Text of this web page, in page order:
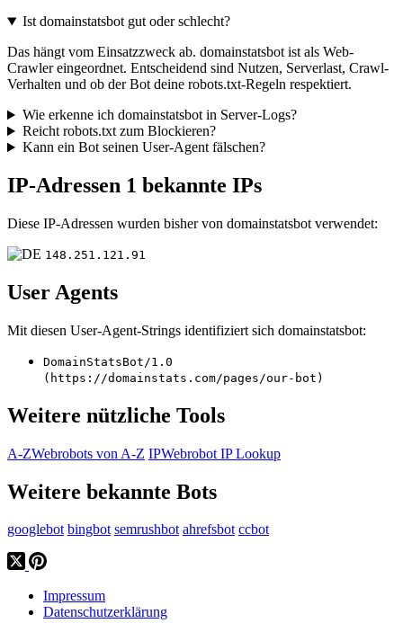
Ist domainstatsbot gut oder schlecht?
Das hängt vom Einsatzzweck ab. domainstatsbot ist als Web-
Crawler eingeordnet. Entscheidend sind Nutzen, Serverlast, Crawl-
Verhalten und ob der Bot deine robots.txt-Regeln respektiert.
Wie erkenne ich domainstatsbot in Server-Logs?
Reicht robots.txt zum Blockieren?
Kann ein Bot seinen User-Agent fälschen?
IP-Adressen 1 bekannte IPs
Diese IP-Adressen wurden bisher von domainstatsbot verwendet:
148.251.121.91
User Agents
Mit diesen User-Agent-Strings identifiziert sich domainstatsbot:
DomainStatsBot/1.0
(https://domainstats.com/pages/our-bot)
Weitere nützliche Tools
A-ZWebrobots von A-Z IPWebrobot IP Lookup
Weitere bekannte Bots
googlebot bingbot semrushbot ahrefsbot ccbot
Impressum
Datenschutzerklärung